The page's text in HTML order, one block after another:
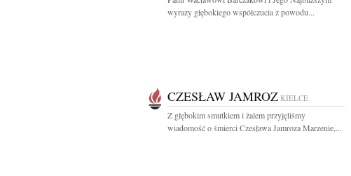
wyrazy głębokiego współczucia z powodu...
CZESŁAW JAMROZ KIELCE
Z głębokim smutkiem i żalem przyjęliśmy
wiadomość o śmierci Czesława Jamroza Marzenie,...